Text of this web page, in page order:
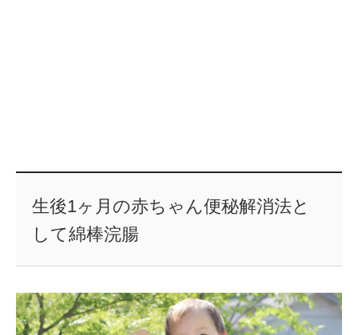
生後1ヶ月の赤ちゃん便秘解消法と
して綿棒浣腸